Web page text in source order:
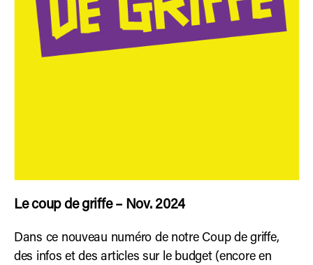
Le coup de griffe – Nov. 2024
Dans ce nouveau numéro de notre Coup de griffe,
des infos et des articles sur le budget (encore en